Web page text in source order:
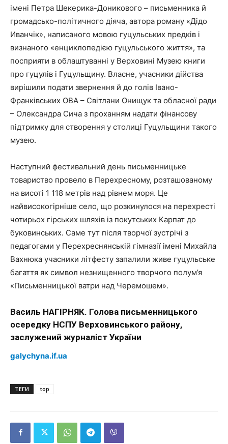
імені Петра Шекерика-Доникового – письменника й
громадсько-політичного діяча, автора роману «Дідо
Иванчік», написаного мовою гуцульських предків і
визнаного «енциклопедією гуцульського життя», та
посприяти в облаштуванні у Верховині Музею книги
про гуцулів і Гуцульщину. Власне, учасники дійства
вирішили подати звернення й до голів Івано-
Франківських ОВА – Світлани Онищук та обласної ради
– Олександра Сича з проханням надати фінансову
підтримку для створення у столиці Гуцульщини такого
музею.
Наступний фестивальний день письменницьке
товариство провело в Перехресному, розташованому
на висоті 1 118 метрів над рівнем моря. Це
найвисокогірніше село, що розкинулося на перехресті
чотирьох гірських шляхів із покутських Карпат до
буковинських. Саме тут після творчої зустрічі з
педагогами у Перехреснянській гімназії імені Михайла
Вахнюка учасники літфесту запалили живе гуцульське
багаття як символ незнищенного творчого полум’я
«Письменницької ватри над Черемошем».
Василь НАГІРНЯК. Голова письменницького
осередку НСПУ Верховинського району,
заслужений журналіст України
galychyna.if.ua
ТЕГИ top